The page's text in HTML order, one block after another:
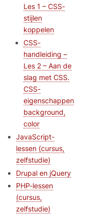
Les 1 – CSS-
stijlen
koppelen
CSS-
handleiding –
Les 2 – Aan de
slag met CSS.
CSS-
eigenschappen
background,
color
JavaScript-
lessen (cursus,
zelfstudie)
Drupal en jQuery
PHP-lessen
(cursus,
zelfstudie)